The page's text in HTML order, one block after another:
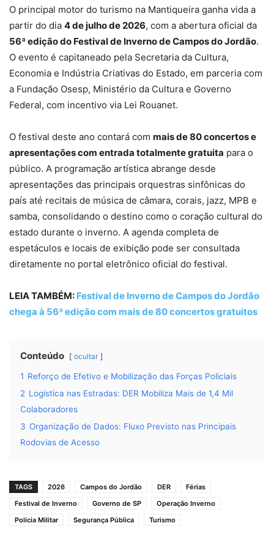
O principal motor do turismo na Mantiqueira ganha vida a
partir do dia 4 de julho de 2026, com a abertura oficial da
56ª edição do Festival de Inverno de Campos do Jordão.
O evento é capitaneado pela Secretaria da Cultura,
Economia e Indústria Criativas do Estado, em parceria com
a Fundação Osesp, Ministério da Cultura e Governo
Federal, com incentivo via Lei Rouanet.
O festival deste ano contará com mais de 80 concertos e
apresentações com entrada totalmente gratuita para o
público. A programação artística abrange desde
apresentações das principais orquestras sinfônicas do
país até recitais de música de câmara, corais, jazz, MPB e
samba, consolidando o destino como o coração cultural do
estado durante o inverno. A agenda completa de
espetáculos e locais de exibição pode ser consultada
diretamente no portal eletrônico oficial do festival.
LEIA TAMBÉM: Festival de Inverno de Campos do Jordão
chega à 56ª edição com mais de 80 concertos gratuitos
Conteúdo ocultar
1 Reforço de Efetivo e Mobilização das Forças Policiais
2 Logística nas Estradas: DER Mobiliza Mais de 1,4 Mil
Colaboradores
3 Organização de Dados: Fluxo Previsto nas Principais
Rodovias de Acesso
TAGS 2026 Campos do Jordão DER
Férias
Festival de Inverno
Governo de SP
Operação Inverno
Polícia Militar
Segurança Pública Turismo